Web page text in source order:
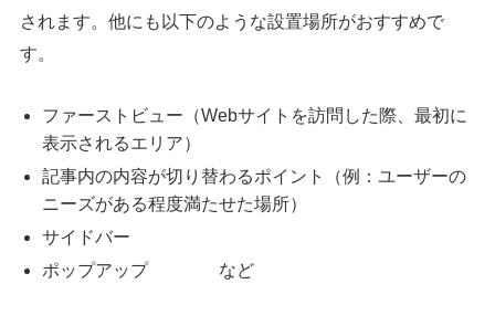
されます。他にも以下のような設置場所がおすすめで
す。
ファーストビュー（Webサイトを訪問した際、最初に
表示されるエリア）
記事内の内容が切り替わるポイント（例：ユーザーの
ニーズがある程度満たせた場所）
サイドバー
ポップアップ など